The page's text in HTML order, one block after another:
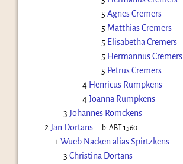
5 Agnes Cremers
5 Matthias Cremers
5 Elisabetha Cremers
5 Hermannus Cremers
5 Petrus Cremers
4 Henricus Rumpkens
4Joanna Rumpkens
3 Johannes Romckens
2 Jan Dortans b:ABT 1560
+Wueb Nacken alias Spirtzkens
3 Christina Dortans